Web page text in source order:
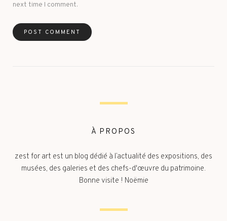
next time I comment.
À PROPOS
zest for art est un blog dédié à l’actualité des expositions, des
musées, des galeries et des chefs-d'œuvre du patrimoine.
Bonne visite ! Noëmie